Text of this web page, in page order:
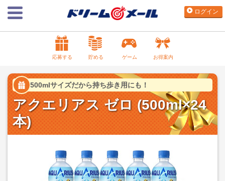
ログイン
応募する 貯める ゲーム お得案内
500mlサイズだから持ち歩き用にも！
アクエリアス ゼロ (500ml×24
本)